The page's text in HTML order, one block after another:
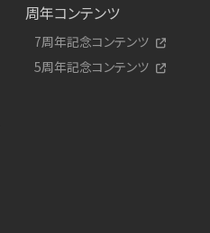
周年コンテンツ
7周年記念コンテンツ
5周年記念コンテンツ